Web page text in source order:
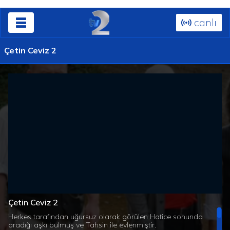
canlı
Çetin Ceviz 2
Çetin Ceviz 2
Herkes tarafından uğursuz olarak görülen Hatice sonunda
aradığı aşkı bulmuş ve Tahsin ile evlenmiştir.